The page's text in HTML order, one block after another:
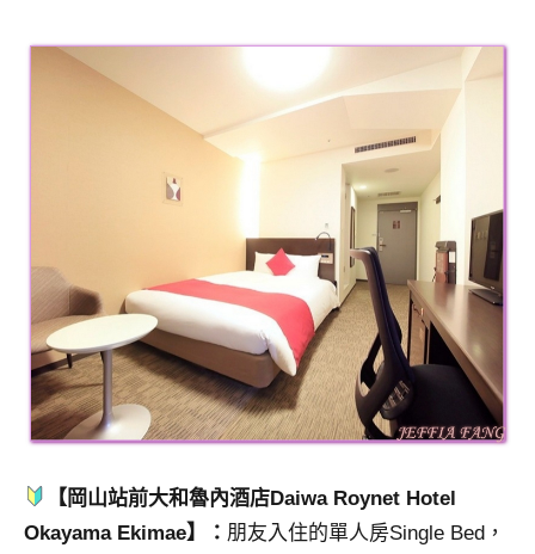
【岡山站前大和魯內酒店Daiwa Roynet Hotel
Okayama Ekimae】： 朋友入住的單人房Single Bed，